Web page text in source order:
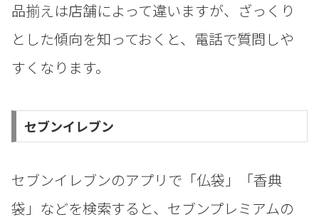
品揃えは店舗によって違いますが、ざっくり
とした傾向を知っておくと、電話で質問しや
すくなります。
セブンイレブン
セブンイレブンのアプリで「仏袋」「香典
袋」などを検索すると、セブンプレミアムの